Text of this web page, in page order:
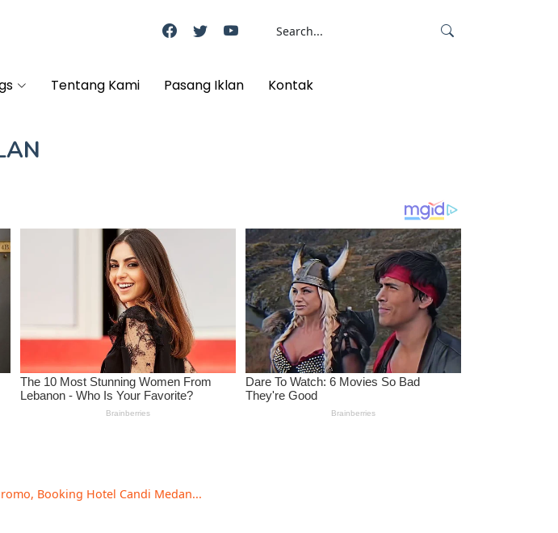
Tentang Kami Pasang Iklan Kontak
Booking Hotel Candi Medan...